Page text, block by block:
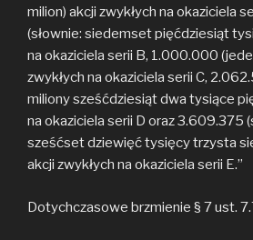
milion) akcji zwykłych na okaziciela
(słownie: siedemset pięćdziesiąt
na okaziciela serii B, 1.000.000
zwykłych na okaziciela serii C,
miliony sześćdziesiąt dwa tysiące
na okaziciela serii D oraz 3.609.375
sześćset dziewięć tysięcy trzysta
akcji zwykłych na okaziciela serii E.”
Dotychczasowe brzmienie § 7 ust.